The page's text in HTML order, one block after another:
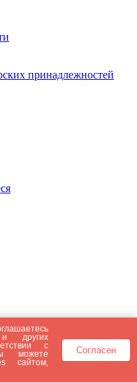
принадлежностей
других
с
можете
сайтом,
Согласен